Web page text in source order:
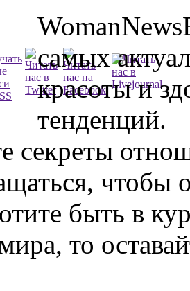
самых
красоты и
тенденций.
секреты
чтобы
быть в
то